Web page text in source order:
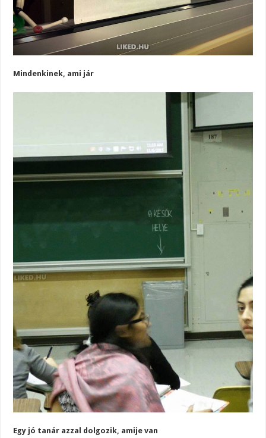
Mindenkinek, ami jár
Egy jó tanár azzal dolgozik, amije van